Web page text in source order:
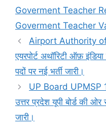
Goverment Teacher
Goverment Teacher
Airport Authority
एयरपोर्ट अथॉरिटी ऑफ़
पदों पर नई भर्ती जारी।
UP Board UPMSP
उत्तर प्रदेश यूपी बोर्ड की
जारी।